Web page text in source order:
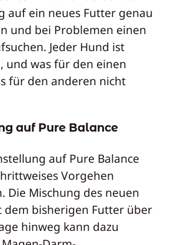
auf ein neues Futter genau
und bei Problemen einen
Jeder Hund ist
und was für den einen
für den anderen nicht
auf Pure Balance
auf Pure Balance
Vorgehen
Die Mischung des neuen
dem bisherigen Futter über
hinweg kann dazu